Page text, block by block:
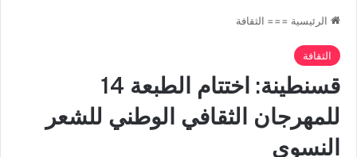
الرئيسية === الثقافة
الثقافة
قسنطينة: اختتام الطبعة 14
للمهرجان الثقافي الوطني للشعر
النسوي